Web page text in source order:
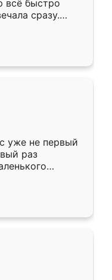
всё быстро
сразу.
подошёл к
Собрали
даже
уже не первый
раз
второй раз
очень
быстрая,
из
здесь.